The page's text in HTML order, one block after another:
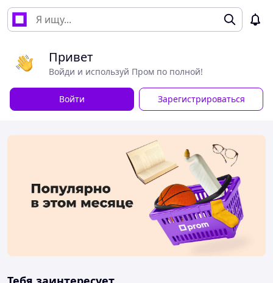
Привет
Войди и используй Пром по полной!
Войти Зарегистрироваться